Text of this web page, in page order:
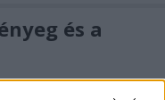
és a